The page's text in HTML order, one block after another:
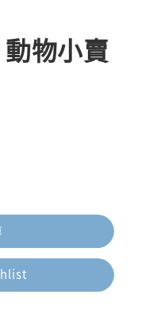
物小賣